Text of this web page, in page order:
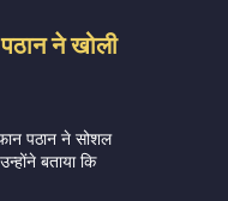
ने खोली
पठान ने सोशल
बताया कि